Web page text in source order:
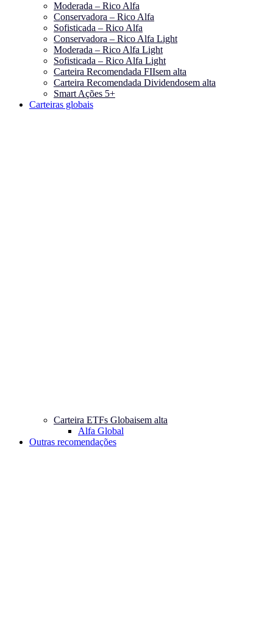
Moderada – Rico Alfa
Conservadora – Rico Alfa
Sofisticada – Rico Alfa
Conservadora – Rico Alfa Light
Moderada – Rico Alfa Light
Sofisticada – Rico Alfa Light
Carteira Recomendada FIIsem alta
Carteira Recomendada Dividendosem alta
Smart Ações 5+
Carteiras globais
Carteira ETFs Globaisem alta
Alfa Global
Outras recomendações